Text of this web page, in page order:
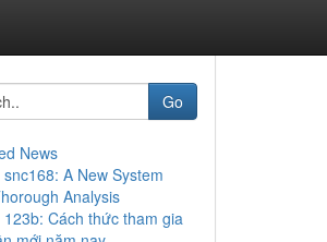
Go
News
snc168: A New System
Analysis
123b: Cách thức tham gia